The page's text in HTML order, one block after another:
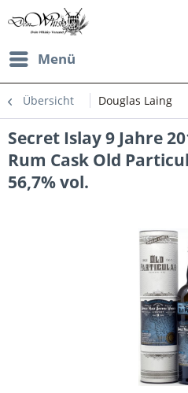
Menü
Übersicht Douglas Laing
Secret Islay 9 Jahre
Rum Cask Old
56,7% vol.